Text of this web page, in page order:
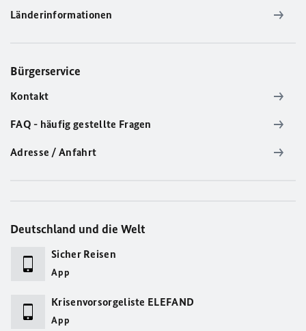
Länderinformationen
Bürgerservice
Kontakt
FAQ - häufig gestellte Fragen
Adresse / Anfahrt
Deutschland und die Welt
Sicher Reisen
App
Krisenvorsorgeliste ELEFAND
App